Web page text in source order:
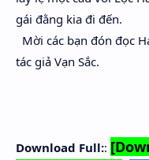
gái đằng kia đi đến.
Mời các bạn đón đọc
tác giả Vạn Sắc.
Download Full::